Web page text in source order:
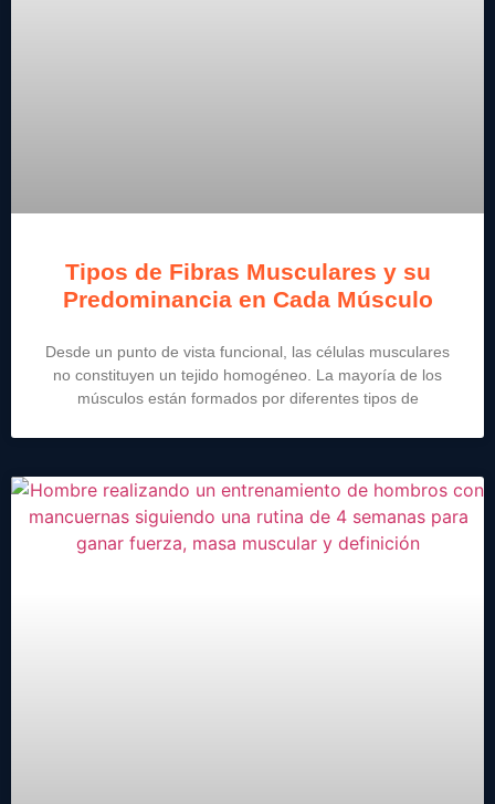
Tipos de Fibras Musculares y su
Predominancia en Cada Músculo
Desde un punto de vista funcional, las células musculares
no constituyen un tejido homogéneo. La mayoría de los
músculos están formados por diferentes tipos de